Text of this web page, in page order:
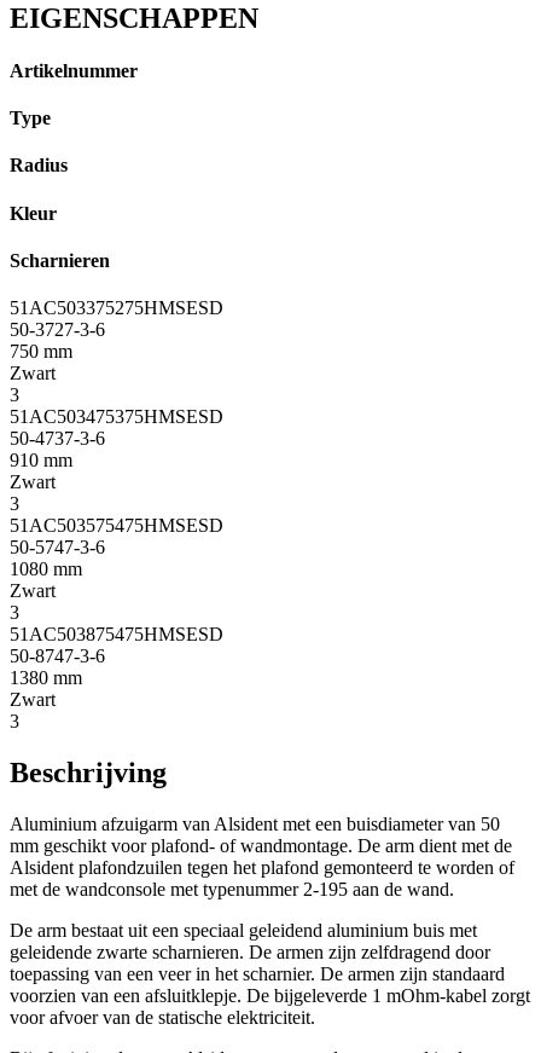
EIGENSCHAPPEN
Artikelnummer
Type
Radius
Kleur
Scharnieren
51AC503375275HMSESD
50-3727-3-6
750 mm
Zwart
3
51AC503475375HMSESD
50-4737-3-6
910 mm
Zwart
3
51AC503575475HMSESD
50-5747-3-6
1080 mm
Zwart
3
51AC503875475HMSESD
50-8747-3-6
1380 mm
Zwart
3
Beschrijving
Aluminium afzuigarm van Alsident met een buisdiameter van 50
mm geschikt voor plafond- of wandmontage. De arm dient met de
Alsident plafondzuilen tegen het plafond gemonteerd te worden of
met de wandconsole met typenummer 2-195 aan de wand.
De arm bestaat uit een speciaal geleidend aluminium buis met
geleidende zwarte scharnieren. De armen zijn zelfdragend door
toepassing van een veer in het scharnier. De armen zijn standaard
voorzien van een afsluitklepje. De bijgeleverde 1 mOhm-kabel zorgt
voor afvoer van de statische elektriciteit.